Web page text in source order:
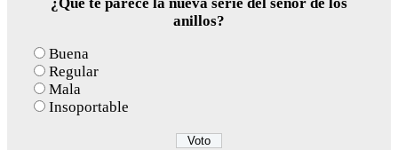
anillos?
Buena
Regular
Mala
Insoportable